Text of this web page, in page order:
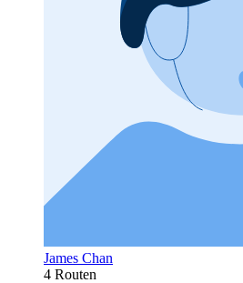
James Chan
4 Routen